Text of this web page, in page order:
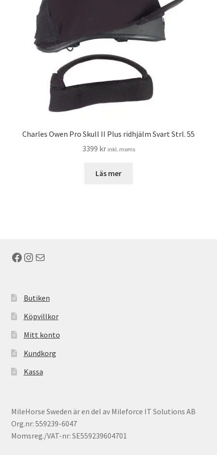
Charles Owen Pro Skull II Plus ridhjälm Svart Strl. 55
3399 kr inkl. moms
Läs mer
Facebook
Instagram
E-post
Butiken
Köpvillkor
Mitt konto
Kundkorg
Kassa
MileHorse Sweden är en del av Mileforce IT Solutions AB
Org.nr: 559239-6047
Momsreg./VAT-nr: SE559239604701